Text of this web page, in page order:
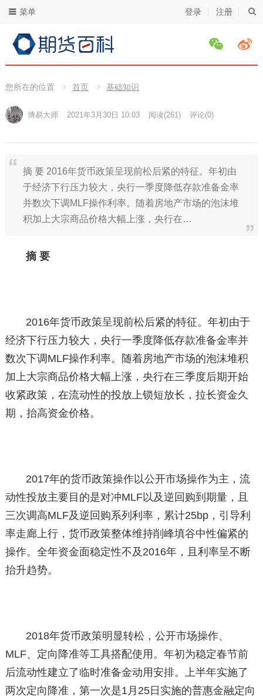
登录 注册
菜单
您所在的位置 首页 基础知识
博易大师 2021年3月30日 10:03 阅读(261) 评论(0)
摘 要 2016年货币政策呈现前松后紧的特征。年初由
于经济下行压力较大，央行一季度降低存款准备金率
并数次下调MLF操作利率。随着房地产市场的泡沫堆
积加上大宗商品价格大幅上涨，央行在…
摘 要
2016年货币政策呈现前松后紧的特征。年初由于
经济下行压力较大，央行一季度降低存款准备金率并
数次下调MLF操作利率。随着房地产市场的泡沫堆积
加上大宗商品价格大幅上涨，央行在三季度后期开始
收紧政策，在流动性的投放上锁短放长，拉长资金久
期，抬高资金价格。
2017年的货币政策操作以公开市场操作为主，流
动性投放主要目的是对冲MLF以及逆回购到期量，且
三次调高MLF及逆回购系列利率，累计25bp，引导利
率走廊上行，货币政策整体维持削峰填谷中性偏紧的
操作。全年资金面稳定性不及2016年，且利率呈不断
抬升趋势。
2018年货币政策明显转松，公开市场操作、
MLF、定向降准等工具搭配使用。年初为稳定春节前
后流动性建立了临时准备金动用安排。上半年实施了
两次定向降准，第一次是1月25日实施的普惠金融定向